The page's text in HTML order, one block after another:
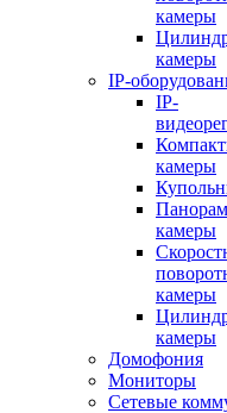
камеры
камеры
IP-
IP-
камеры
камеры
камеры
камеры
Домофония
Мониторы
Сетевые